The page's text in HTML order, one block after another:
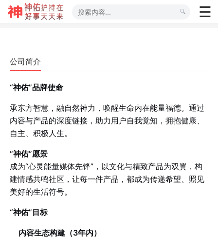
公司简介
“神佑”品牌使命
承东方智慧，融自然神力，唤醒生命内在能量福德。通过
内容与产品的深度链接，助力用户自我觉知，拥抱健康、
自主、积极人生。
“神佑”愿景
成为“心灵能量媒体先锋”，以文化与精致产品为双翼，构
建情感共鸣社区，让每一件产品，都成为传递希望、照见
美好的生活符号。
“神佑”目标
内容生态构建（3年内）